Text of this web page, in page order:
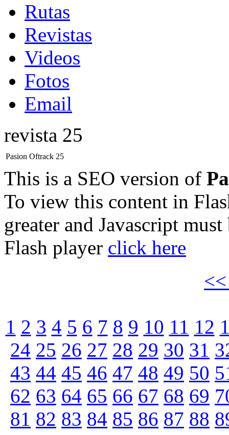
Rutas
Revistas
Videos
Fotos
Email
revista 25
Pasion Oftrack 25
This is a SEO version of
To view this content in
greater and Javascript
Flash player click here
1 2 3 4 5 6 7 8 9 10 11 12
24 25 26 27 28 29 30 31
43 44 45 46 47 48 49 50
62 63 64 65 66 67 68 69
81 82 83 84 85 86 87 88